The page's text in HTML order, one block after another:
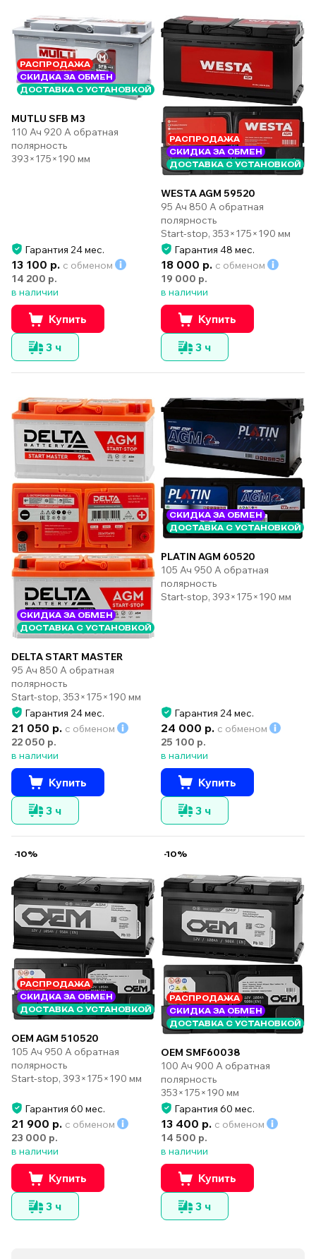
РАСПРОДАЖА
СКИДКА ЗА ОБМЕН
ДОСТАВКА С УСТАНОВКОЙ
MUTLU SFB M3
110 Ач 920 А обратная
полярность
393×175×190 мм
Гарантия 24 мес.
13 100 р. с обменом
14 200 р.
в наличии
Купить
3 ч
РАСПРОДАЖА
СКИДКА ЗА ОБМЕН
ДОСТАВКА С УСТАНОВКОЙ
WESTA AGM 59520
95 Ач 850 А обратная
полярность
Start-stop, 353×175×190 мм
Гарантия 48 мес.
18 000 р. с обменом
19 000 р.
в наличии
Купить
3 ч
СКИДКА ЗА ОБМЕН
ДОСТАВКА С УСТАНОВКОЙ
DELTA START MASTER
95 Ач 850 А обратная
полярность
Start-stop, 353×175×190 мм
Гарантия 24 мес.
21 050 р. с обменом
22 050 р.
в наличии
Купить
3 ч
СКИДКА ЗА ОБМЕН
ДОСТАВКА С УСТАНОВКОЙ
PLATIN AGM 60520
105 Ач 950 А обратная
полярность
Start-stop, 393×175×190 мм
Гарантия 24 мес.
24 000 р. с обменом
25 100 р.
в наличии
Купить
3 ч
-10%
РАСПРОДАЖА
СКИДКА ЗА ОБМЕН
ДОСТАВКА С УСТАНОВКОЙ
OEM AGM 510520
105 Ач 950 А обратная
полярность
Start-stop, 393×175×190 мм
Гарантия 60 мес.
21 900 р. с обменом
23 000 р.
в наличии
Купить
3 ч
-10%
РАСПРОДАЖА
СКИДКА ЗА ОБМЕН
ДОСТАВКА С УСТАНОВКОЙ
OEM SMF60038
100 Ач 900 А обратная
полярность
353×175×190 мм
Гарантия 60 мес.
13 400 р. с обменом
14 500 р.
в наличии
Купить
3 ч